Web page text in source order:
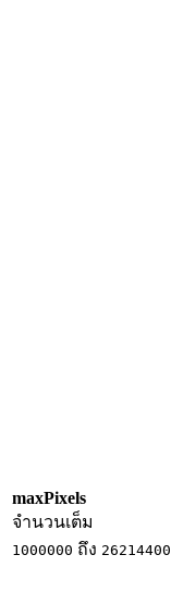
maxPixels
จำนวนเต็ม
1000000 ถึง 26214400